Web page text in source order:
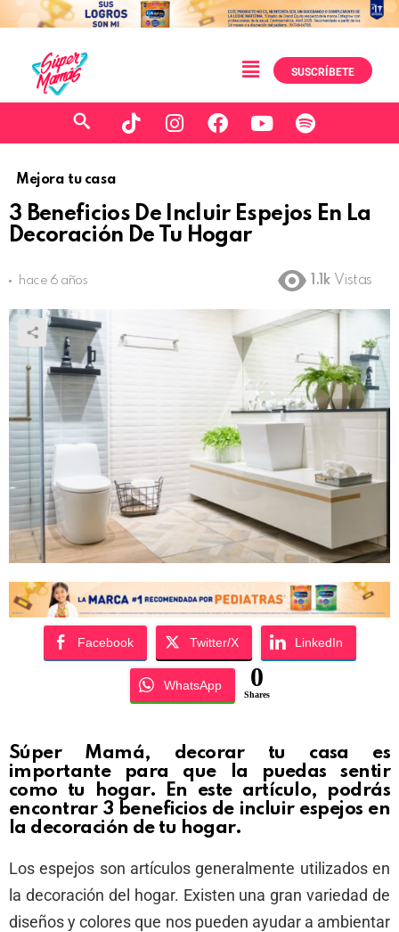
SUSCRÍBETE
Mejora tu casa
3 Beneficios De Incluir Espejos En La
Decoración De Tu Hogar
hace 6 años 1.1k Vistas
Facebook Twitter/X LinkedIn
WhatsApp 0
Shares
Súper Mamá, decorar tu casa es
importante para que la puedas sentir
como tu hogar. En este artículo, podrás
encontrar 3 beneficios de incluir espejos en
la decoración de tu hogar.
Los espejos son artículos generalmente utilizados en
la decoración del hogar. Existen una gran variedad de
diseños y colores que nos pueden ayudar a ambientar